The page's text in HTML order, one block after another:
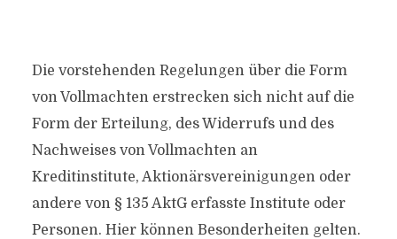
Die vorstehenden Regelungen über die Form
von Vollmachten erstrecken sich nicht auf die
Form der Erteilung, des Widerrufs und des
Nachweises von Vollmachten an
Kreditinstitute, Aktionärsvereinigungen oder
andere von § 135 AktG erfasste Institute oder
Personen. Hier können Besonderheiten gelten.